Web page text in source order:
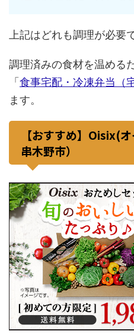
上記はどれも調理が必要
調理済みの食材を温める
「 食事宅配・冷凍弁当（
ます。
【おすすめ】Oisix(
串木野市）